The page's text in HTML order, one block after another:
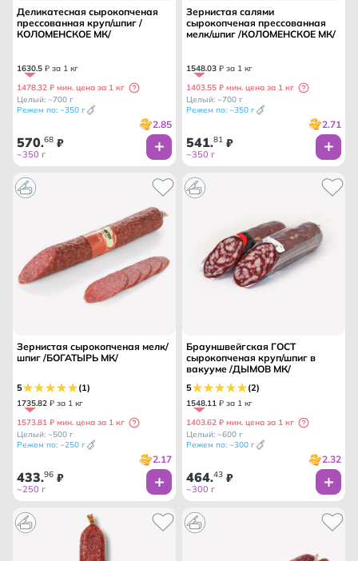
Деликатесная сырокопченая
прессованная круп/шпиг /
КОЛОМЕНСКОЕ МК/
1630.5 ₽ за 1 кг
1478.32 ₽ мин. цена за 1 кг
Целый: ~700 г
Режем по: ~350 г
2.85
570.68 ₽
~350 г
Зернистая салями
сырокопченая прессованная
мелк/шпиг /КОЛОМЕНСКОЕ МК/
1548.03 ₽ за 1 кг
1403.55 ₽ мин. цена за 1 кг
Целый: ~700 г
Режем по: ~350 г
2.71
541.81 ₽
~350 г
Зернистая сырокопченая мелк/
шпиг /БОГАТЫРЬ МК/
5 (1)
1735.82 ₽ за 1 кг
1573.81 ₽ мин. цена за 1 кг
Целый: ~500 г
Режем по: ~250 г
2.17
433.96 ₽
~250 г
Брауншвейгская ГОСТ
сырокопченая круп/шпиг в
вакууме /ДЫМОВ МК/
5 (2)
1548.11 ₽ за 1 кг
1403.62 ₽ мин. цена за 1 кг
Целый: ~600 г
Режем по: ~300 г
2.32
464.43 ₽
~300 г